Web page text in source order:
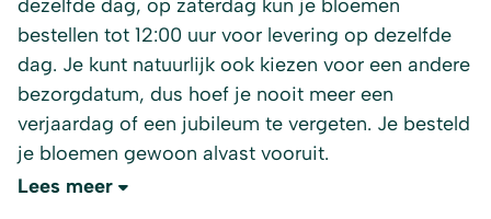
dezelfde dag, op zaterdag kun je bloemen
bestellen tot 12:00 uur voor levering op dezelfde
dag. Je kunt natuurlijk ook kiezen voor een andere
bezorgdatum, dus hoef je nooit meer een
verjaardag of een jubileum te vergeten. Je besteld
je bloemen gewoon alvast vooruit.
Lees meer